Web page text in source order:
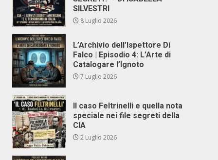
SILVESTRI
8 Luglio 2026
L’Archivio dell’Ispettore Di
Falco | Episodio 4: L’Arte di
Catalogare l’Ignoto
7 Luglio 2026
Il caso Feltrinelli e quella nota
speciale nei file segreti della
CIA
2 Luglio 2026